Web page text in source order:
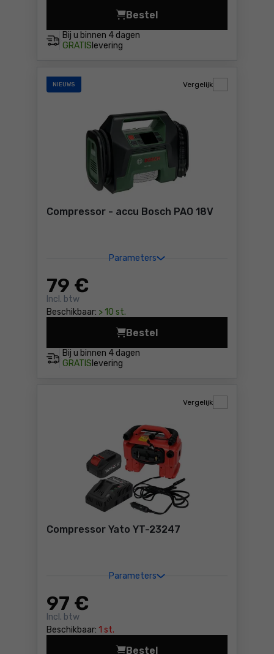
Bij u binnen 4 dagen
GRATIS levering
Bestel
Koffercompressor
NIEUWS
Compressor - accu Bosch PAO 18V
Parameters
79 €
Incl. btw
Beschikbaar: > 10 st.
Vergelijk
Bij u binnen 4 dagen
GRATIS levering
Bestel
Compressor - accu Bosch
Compressor Yato YT-23247
Parameters
97 €
Incl. btw
Beschikbaar: 1 st.
Vergelijk
Bestel